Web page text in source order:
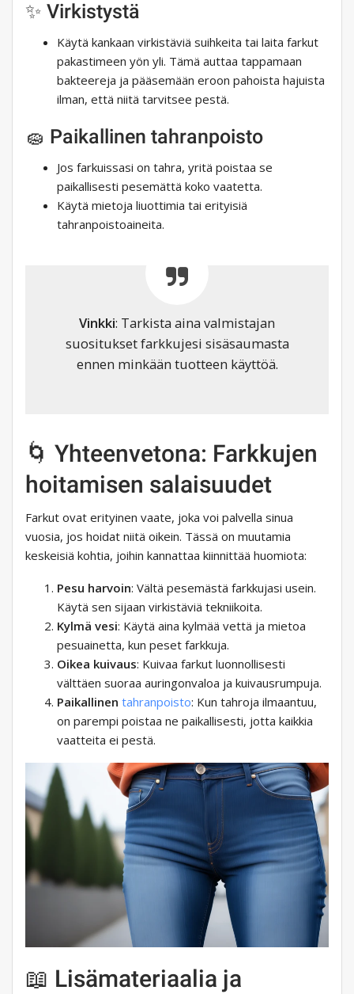
✨ Virkistystä
Käytä kankaan virkistäviä suihkeita tai laita farkut
pakastimeen yön yli. Tämä auttaa tappamaan
bakteereja ja pääsemään eroon pahoista hajuista
ilman, että niitä tarvitsee pestä.
🧽 Paikallinen tahranpoisto
Jos farkuissasi on tahra, yritä poistaa se
paikallisesti pesemättä koko vaatetta.
Käytä mietoja liuottimia tai erityisiä
tahranpoistoaineita.
Vinkki: Tarkista aina valmistajan
suositukset farkkujesi sisäsaumasta
ennen minkään tuotteen käyttöä.
🌀 Yhteenvetona: Farkkujen
hoitamisen salaisuudet
Farkut ovat erityinen vaate, joka voi palvella sinua
vuosia, jos hoidat niitä oikein. Tässä on muutamia
keskeisiä kohtia, joihin kannattaa kiinnittää huomiota:
Pesu harvoin: Vältä pesemästä farkkujasi usein.
Käytä sen sijaan virkistäviä tekniikoita.
Kylmä vesi: Käytä aina kylmää vettä ja mietoa
pesuainetta, kun peset farkkuja.
Oikea kuivaus: Kuivaa farkut luonnollisesti
välttäen suoraa auringonvaloa ja kuivausrumpuja.
Paikallinen tahranpoisto: Kun tahroja ilmaantuu,
on parempi poistaa ne paikallisesti, jotta kaikkia
vaatteita ei pestä.
📖 Lisämateriaalia ja